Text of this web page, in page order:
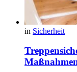
in Sicherheit